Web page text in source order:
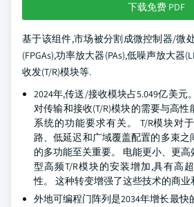
下载免费 PDF
基于该组件,市场被分割成微控制器/微
(FPGAs),功率放大器(PAs),低噪声放大器
收发(T/R)模块等.
2024年,传送/接收模块占5.049亿美元
对传输和接收(T/R)模块的需要与高
系统的功能要求有关。 T/R模块对
路、低延迟和广域覆盖配置的多束之
的多功能至关重要。 电能更小、更
型高频T/R模块的安装增加,具有高
性。 这种转变增强了这些技术的商业
外地可编程门阵列是2034年增长最快